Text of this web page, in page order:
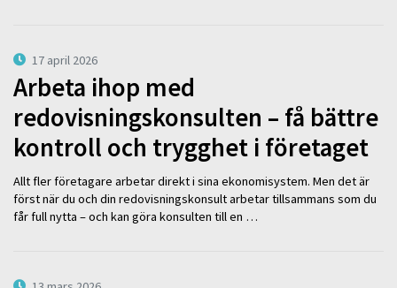
17 april 2026
Arbeta ihop med
redovisningskonsulten – få bättre
kontroll och trygghet i företaget
Allt fler företagare arbetar direkt i sina ekonomisystem. Men det är
först när du och din redovisningskonsult arbetar tillsammans som du
får full nytta – och kan göra konsulten till en …